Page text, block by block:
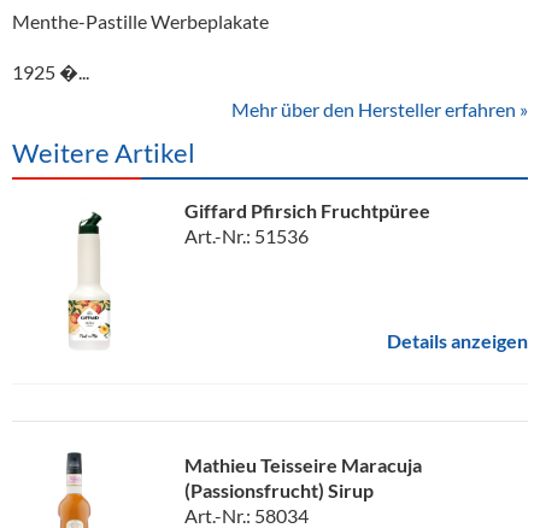
Menthe-Pastille Werbeplakate
1925 �...
Mehr über den Hersteller erfahren »
Weitere Artikel
Giffard Pfirsich Fruchtpüree
Art.-Nr.: 51536
Details anzeigen
Mathieu Teisseire Maracuja
(Passionsfrucht) Sirup
Art.-Nr.: 58034